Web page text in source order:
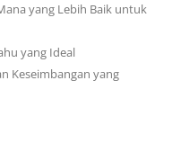
yang Lebih Baik untuk
yang Ideal
Keseimbangan yang